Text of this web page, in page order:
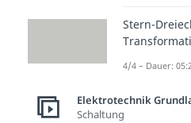
Allgemein
Stern-
4/4 – Dauer:
Elektrotechnik
Schaltung